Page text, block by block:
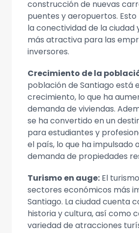
construcción de nuevas
puentes y aeropuertos.
la conectividad de la ciudad
más atractiva para las
inversores.
Crecimiento de la
población de Santiago está
crecimiento, lo que ha
demanda de viviendas.
se ha convertido en un
para estudiantes y
el país, lo que ha impulsado
demanda de propiedades
Turismo en auge: El
sectores económicos más
Santiago. La ciudad cuenta
historia y cultura, así como
variedad de atracciones